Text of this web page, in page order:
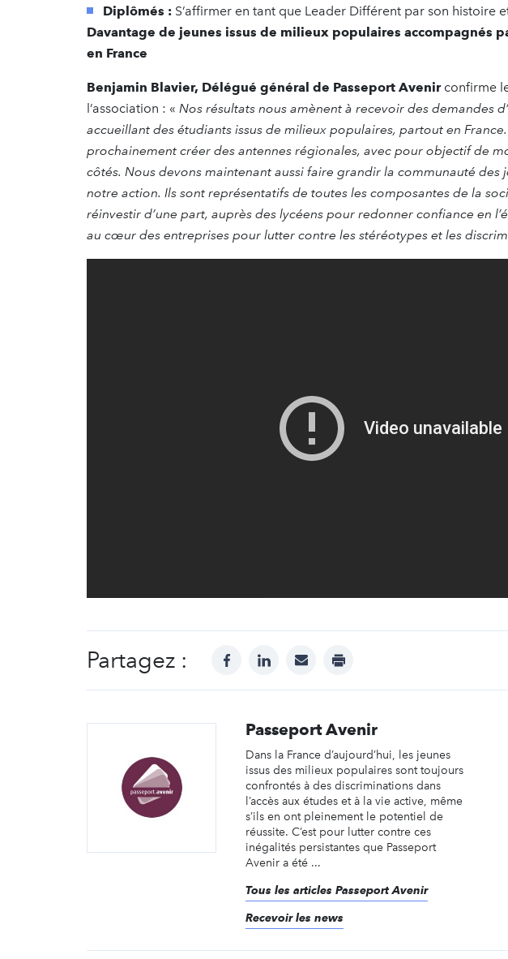
Diplômés : S’affirmer en tant que Leader Différent par son histoire
Davantage de jeunes issus de milieux populaires accompagnés
en France
Benjamin Blavier, Délégué général de Passeport Avenir confirme
l’association : « Nos résultats nous amènent à recevoir des demandes
accueillant des étudiants issus de milieux populaires, partout en
prochainement créer des antennes régionales, avec pour objectif de
côtés. Nous devons maintenant aussi faire grandir la communauté des
notre action. Ils sont représentatifs de toutes les composantes de la
réinvestir d’une part, auprès des lycéens pour redonner confiance en
au cœur des entreprises pour lutter contre les stéréotypes et les
Partagez : facebooklinkedinmail print
Passeport Avenir
Dans la France d’aujourd’hui, les jeunes
issus des milieux populaires sont toujours
confrontés à des discriminations dans
l’accès aux études et à la vie active, même
s’ils en ont pleinement le potentiel de
réussite. C’est pour lutter contre ces
inégalités persistantes que Passeport
Avenir a été ...
Tous les articles Passeport Avenir
Recevoir les news